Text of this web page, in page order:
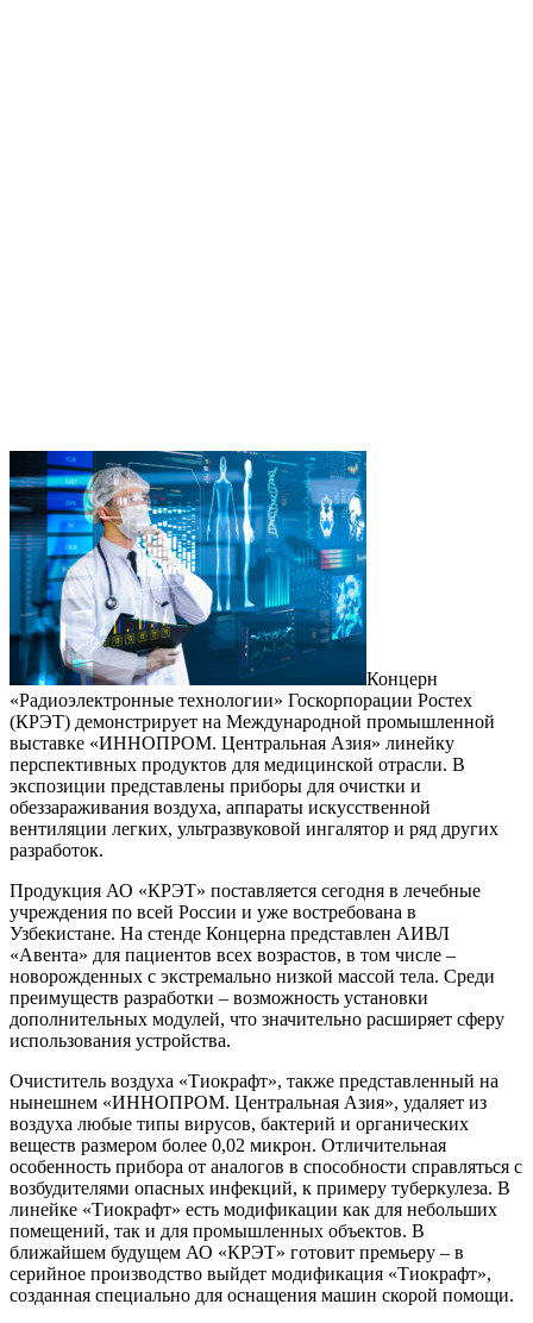
Концерн
«Радиоэлектронные технологии» Госкорпорации Ростех
(КРЭТ) демонстрирует на Международной промышленной
выставке «ИННОПРОМ. Центральная Азия» линейку
перспективных продуктов для медицинской отрасли. В
экспозиции представлены приборы для очистки и
обеззараживания воздуха, аппараты искусственной
вентиляции легких, ультразвуковой ингалятор и ряд других
разработок.
Продукция АО «КРЭТ» поставляется сегодня в лечебные
учреждения по всей России и уже востребована в
Узбекистане. На стенде Концерна представлен АИВЛ
«Авента» для пациентов всех возрастов, в том числе –
новорожденных с экстремально низкой массой тела. Среди
преимуществ разработки – возможность установки
дополнительных модулей, что значительно расширяет сферу
использования устройства.
Очиститель воздуха «Тиокрафт», также представленный на
нынешнем «ИННОПРОМ. Центральная Азия», удаляет из
воздуха любые типы вирусов, бактерий и органических
веществ размером более 0,02 микрон. Отличительная
особенность прибора от аналогов в способности справляться с
возбудителями опасных инфекций, к примеру туберкулеза. В
линейке «Тиокрафт» есть модификации как для небольших
помещений, так и для промышленных объектов. В
ближайшем будущем АО «КРЭТ» готовит премьеру – в
серийное производство выйдет модификация «Тиокрафт»,
созданная специально для оснащения машин скорой помощи.